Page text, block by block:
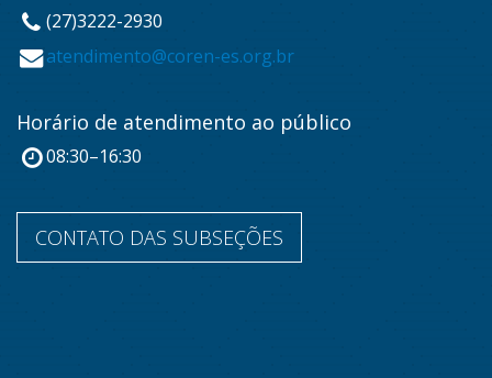
(27)3222-2930
atendimento@coren-es.org.br
Horário de atendimento ao público
08:30–16:30
CONTATO DAS SUBSEÇÕES